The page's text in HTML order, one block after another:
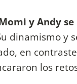
y Andy
dinamismo y
en
los